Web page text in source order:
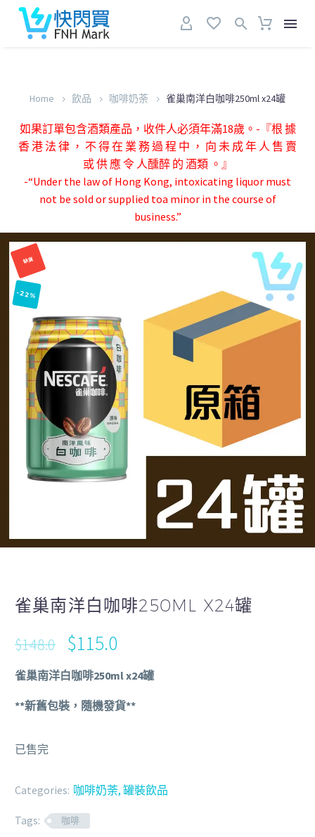
Home 飲品 咖啡奶荼 雀巢南洋白咖啡250ml x24罐
如果訂單包含酒類產品，收件人必須年滿18歲。-『根 據
香 港 法 律 ， 不 得 在 業 務 過 程 中 ， 向 未 成 年 人 售 賣
或 供 應 令 人醺醉 的 酒類 。』
-“Under the law of Hong Kong, intoxicating liquor must
not be sold or supplied toa minor in the course of
business.”
缺貨
-22%
雀巢南洋白咖啡250ML X24罐
$148.0 $115.0
雀巢南洋白咖啡250ml x24罐
**新舊包裝，隨機發貨**
已售完
Categories: 咖啡奶荼, 罐裝飲品
Tags: 咖啡